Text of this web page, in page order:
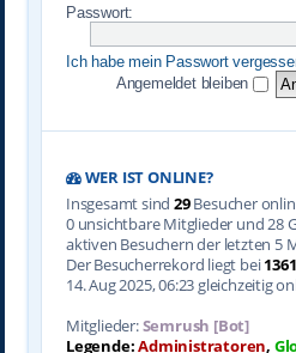
Passwort:
Ich habe mein Passwort
Angemeldet bleiben
WER IST ONLINE?
Insgesamt sind 29Besucher
0 unsichtbare Mitglieder und 28
aktiven Besuchern der letzten 5
Der Besucherrekord liegt bei1361
14. Aug 2025, 06:23 gleichzeitig
Mitglieder:Semrush [Bot]
Legende:Administratoren,